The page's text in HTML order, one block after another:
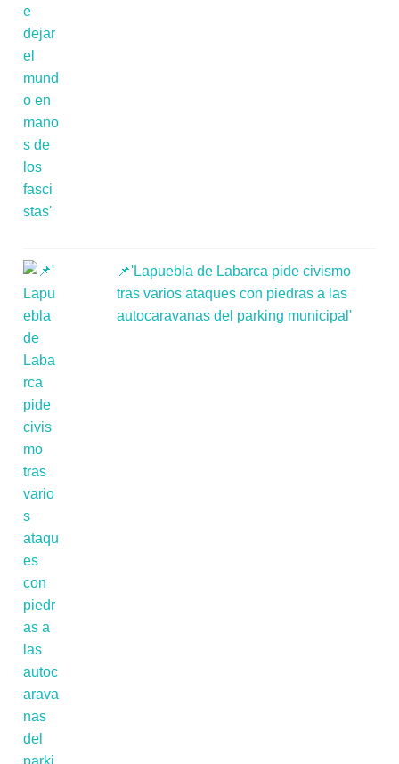
📌'Lapuebla de Labarca pide civismo
tras varios ataques con piedras a las
autocaravanas del parking municipal'